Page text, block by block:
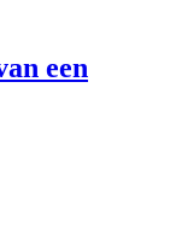
een